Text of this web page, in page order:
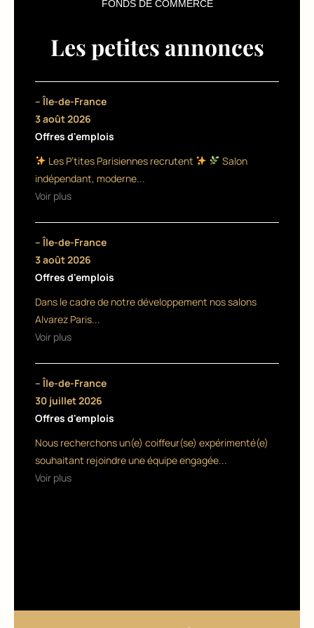
e
e
n
p
e
n
e
s
s
o
25
juin
FONDS DE COMMERCE
Les petites annonces
– Île-de-France
3 août 2026
Offres d'emplois
Les P’tites Parisiennes recrutent
Salon
indépendant, moderne...
Voir plus
– Île-de-France
3 août 2026
Offres d'emplois
Dans le cadre de notre développement nos salons
Alvarez Paris...
Voir plus
– Île-de-France
30 juillet 2026
Offres d'emplois
Nous recherchons un(e) coiffeur(se) expérimenté(e)
souhaitant rejoindre une équipe engagée...
Voir plus